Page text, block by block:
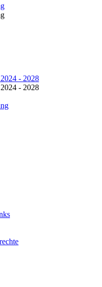
- 2028
- 2028